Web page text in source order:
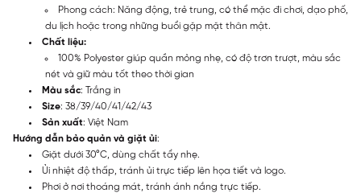
Phong cách: Năng động, trẻ trung, có thể mặc đi chơi, dạo phố,
du lịch hoặc trong những buổi gặp mặt thân mật.
Chất liệu:
100% Polyester giúp quần mỏng nhẹ, có độ trơn trượt, màu sắc
nét và giữ màu tốt theo thời gian
Màu sắc: Trắng in
Size: 38/39/40/41/42/43
Sản xuất: Việt Nam
Hướng dẫn bảo quản và giặt ủi:
Giặt dưới 30°C, dùng chất tẩy nhẹ.
Ủi nhiệt độ thấp, tránh ủi trực tiếp lên họa tiết và logo.
Phơi ở nơi thoáng mát, tránh ánh nắng trực tiếp.